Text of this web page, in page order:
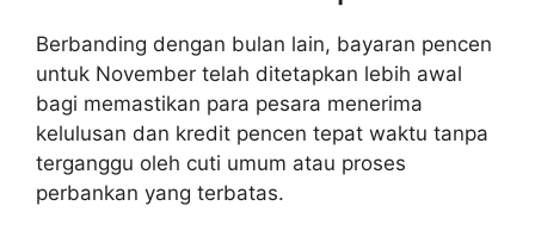
Berbanding dengan bulan lain, bayaran pencen
untuk November telah ditetapkan lebih awal
bagi memastikan para pesara menerima
kelulusan dan kredit pencen tepat waktu tanpa
terganggu oleh cuti umum atau proses
perbankan yang terbatas.